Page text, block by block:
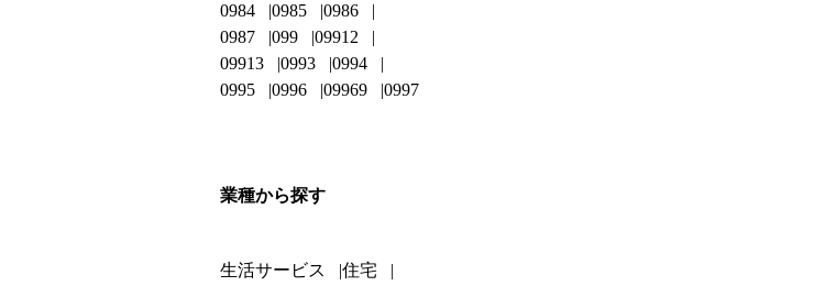
0984
0985
0986
0987
099
09912
09913
0993
0994
0995
0996 09969 0997
業種から探す
生活サービス 住宅